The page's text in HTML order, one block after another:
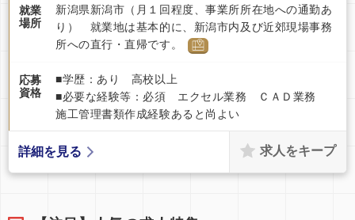
就業
場所
新潟県新潟市（月１回程度、事業所所在地への通勤あ
り） 就業地は基本的に、新潟市内及び近郊現場事務
所への直行・直帰です。
応募
資格
■学歴：あり 高校以上
■必要な経験等：必須 エクセル業務 ＣＡＤ業務
施工管理書類作成経験あると尚よい
詳細を見る 求人をキープ